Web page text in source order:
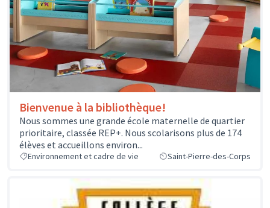
Bienvenue à la bibliothèque!
Nous sommes une grande école maternelle de quartier
prioritaire, classée REP+. Nous scolarisons plus de 174
élèves et accueillons environ...
Environnement et cadre de vie Saint-Pierre-des-Corps